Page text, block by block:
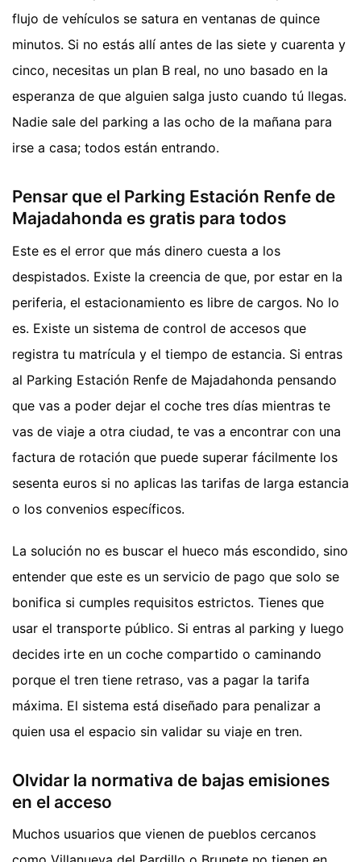
flujo de vehículos se satura en ventanas de quince
minutos. Si no estás allí antes de las siete y cuarenta y
cinco, necesitas un plan B real, no uno basado en la
esperanza de que alguien salga justo cuando tú llegas.
Nadie sale del parking a las ocho de la mañana para
irse a casa; todos están entrando.
Pensar que el Parking Estación Renfe de
Majadahonda es gratis para todos
Este es el error que más dinero cuesta a los
despistados. Existe la creencia de que, por estar en la
periferia, el estacionamiento es libre de cargos. No lo
es. Existe un sistema de control de accesos que
registra tu matrícula y el tiempo de estancia. Si entras
al Parking Estación Renfe de Majadahonda pensando
que vas a poder dejar el coche tres días mientras te
vas de viaje a otra ciudad, te vas a encontrar con una
factura de rotación que puede superar fácilmente los
sesenta euros si no aplicas las tarifas de larga estancia
o los convenios específicos.
La solución no es buscar el hueco más escondido, sino
entender que este es un servicio de pago que solo se
bonifica si cumples requisitos estrictos. Tienes que
usar el transporte público. Si entras al parking y luego
decides irte en un coche compartido o caminando
porque el tren tiene retraso, vas a pagar la tarifa
máxima. El sistema está diseñado para penalizar a
quien usa el espacio sin validar su viaje en tren.
Olvidar la normativa de bajas emisiones
en el acceso
Muchos usuarios que vienen de pueblos cercanos